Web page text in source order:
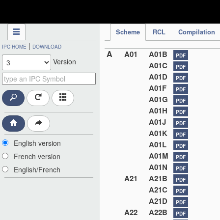
Scheme RCL Compilation
IPC HOME | DOWNLOAD
Version
English version
French version
English/French
A A01 A01B PDF
A01C PDF
A01D PDF
A01F PDF
A01G PDF
A01H PDF
A01J PDF
A01K PDF
A01L PDF
A01M PDF
A01N PDF
A21 A21B PDF
A21C PDF
A21D PDF
A22 A22B PDF